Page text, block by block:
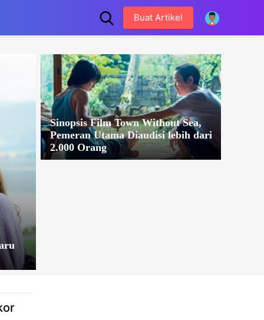
Buat Artikel
Sinopsis Film Town Without Sea,
Pemeran Utama Diaudisi lebih dari
2.000 Orang